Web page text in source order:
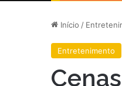
Início /
Entretenimento